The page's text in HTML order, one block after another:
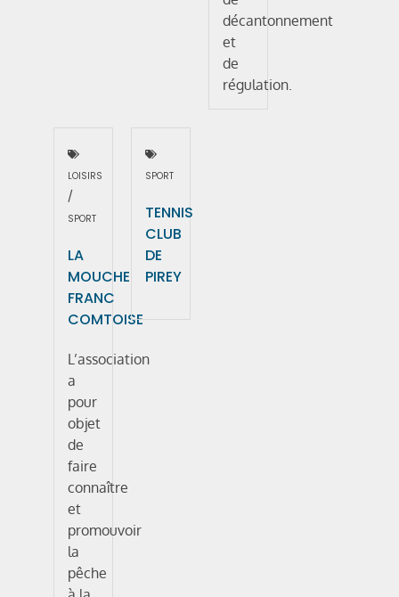
décantonnement
et
de
régulation.
LOISIRS
/
SPORT
LA
MOUCHE
FRANC
COMTOISE
L’association
a
pour
objet
de
faire
connaître
et
promouvoir
la
pêche
SPORT
TENNIS
CLUB
DE
PIREY